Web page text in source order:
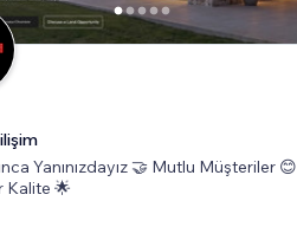
Yanınızdayız 🤝 Mutlu Müşteriler 😊
Kalite 🌟